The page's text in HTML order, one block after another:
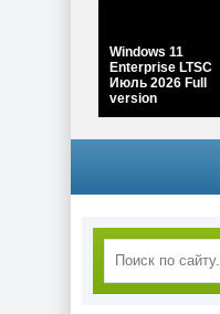
Windows 11
Enterprise LTSC
Июль 2026 Full
version
Windows 10 Pro